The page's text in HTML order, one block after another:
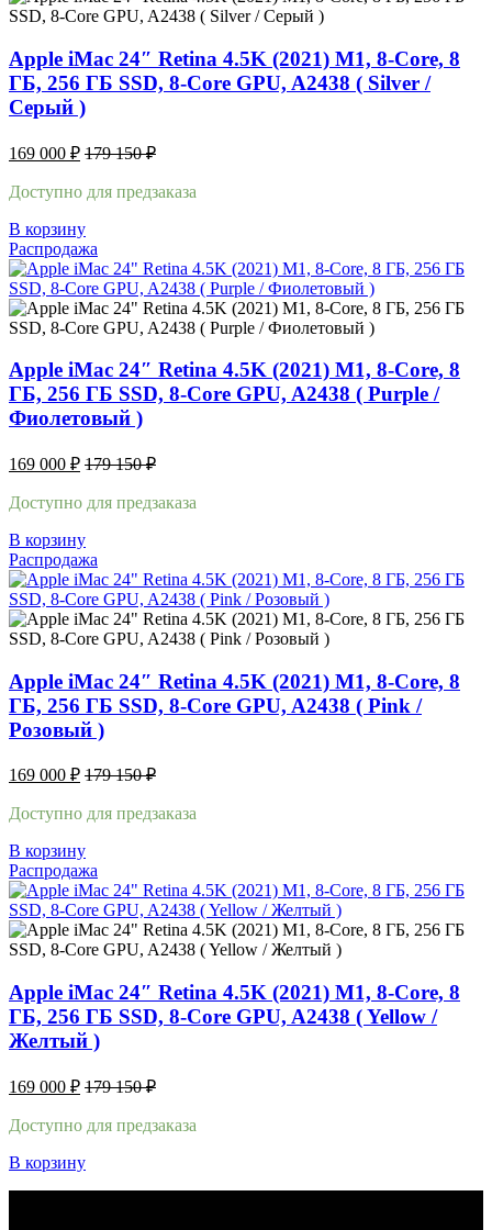
Apple iMac 24″ Retina 4.5K (2021) M1, 8-Core, 8
ГБ, 256 ГБ SSD, 8-Core GPU, A2438 ( Silver /
Серый )
169 000 ₽ 179 150₽
Доступно для предзаказа
В корзину
Распродажа
Apple iMac 24″ Retina 4.5K (2021) M1, 8-Core, 8
ГБ, 256 ГБ SSD, 8-Core GPU, A2438 ( Purple /
Фиолетовый )
169 000 ₽ 179 150₽
Доступно для предзаказа
В корзину
Распродажа
Apple iMac 24″ Retina 4.5K (2021) M1, 8-Core, 8
ГБ, 256 ГБ SSD, 8-Core GPU, A2438 ( Pink /
Розовый )
169 000 ₽ 179 150₽
Доступно для предзаказа
В корзину
Распродажа
Apple iMac 24″ Retina 4.5K (2021) M1, 8-Core, 8
ГБ, 256 ГБ SSD, 8-Core GPU, A2438 ( Yellow /
Желтый )
169 000 ₽ 179 150₽
Доступно для предзаказа
В корзину